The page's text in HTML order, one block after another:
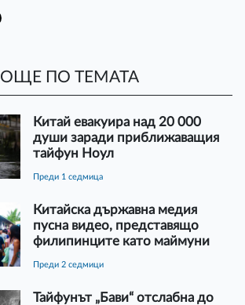
ОЩЕ ПО ТЕМАТА
Китай евакуира над 20 000
души заради приближаващия
тайфун Ноул
преди 1 седмица
Китайска държавна медия
пусна видео, представящо
филипинците като маймуни
преди 2 седмици
Тайфунът „Бави“ отслабна до